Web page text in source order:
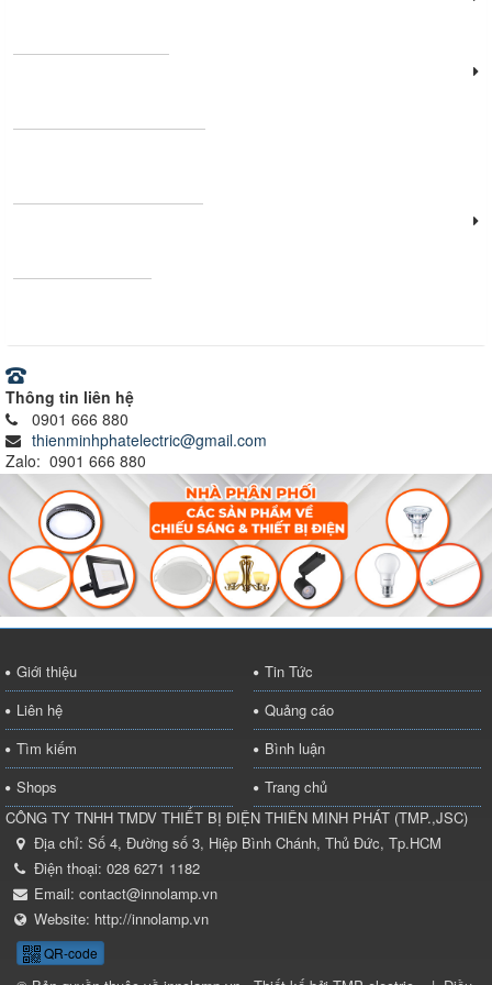
Thông tin liên hệ
0901 666 880
thienminhphatelectric@gmail.com
Zalo: 0901 666 880
Giới thiệu
Tin Tức
Liên hệ
Quảng cáo
Tìm kiếm
Bình luận
Shops
Trang chủ
CÔNG TY TNHH TMDV THIẾT BỊ ĐIỆN THIÊN MINH PHÁT (TMP.,JSC)
Địa chỉ: Số 4, Đường số 3, Hiệp Bình Chánh, Thủ Đức, Tp.HCM
Điện thoại: 028 6271 1182
Email: contact@innolamp.vn
Website: http://innolamp.vn
QR-code